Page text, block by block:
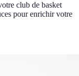
club de basket
pour enrichir votre